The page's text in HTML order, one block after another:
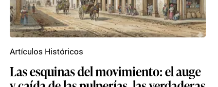
Las esquinas del movimiento: el auge
Artículos Históricos